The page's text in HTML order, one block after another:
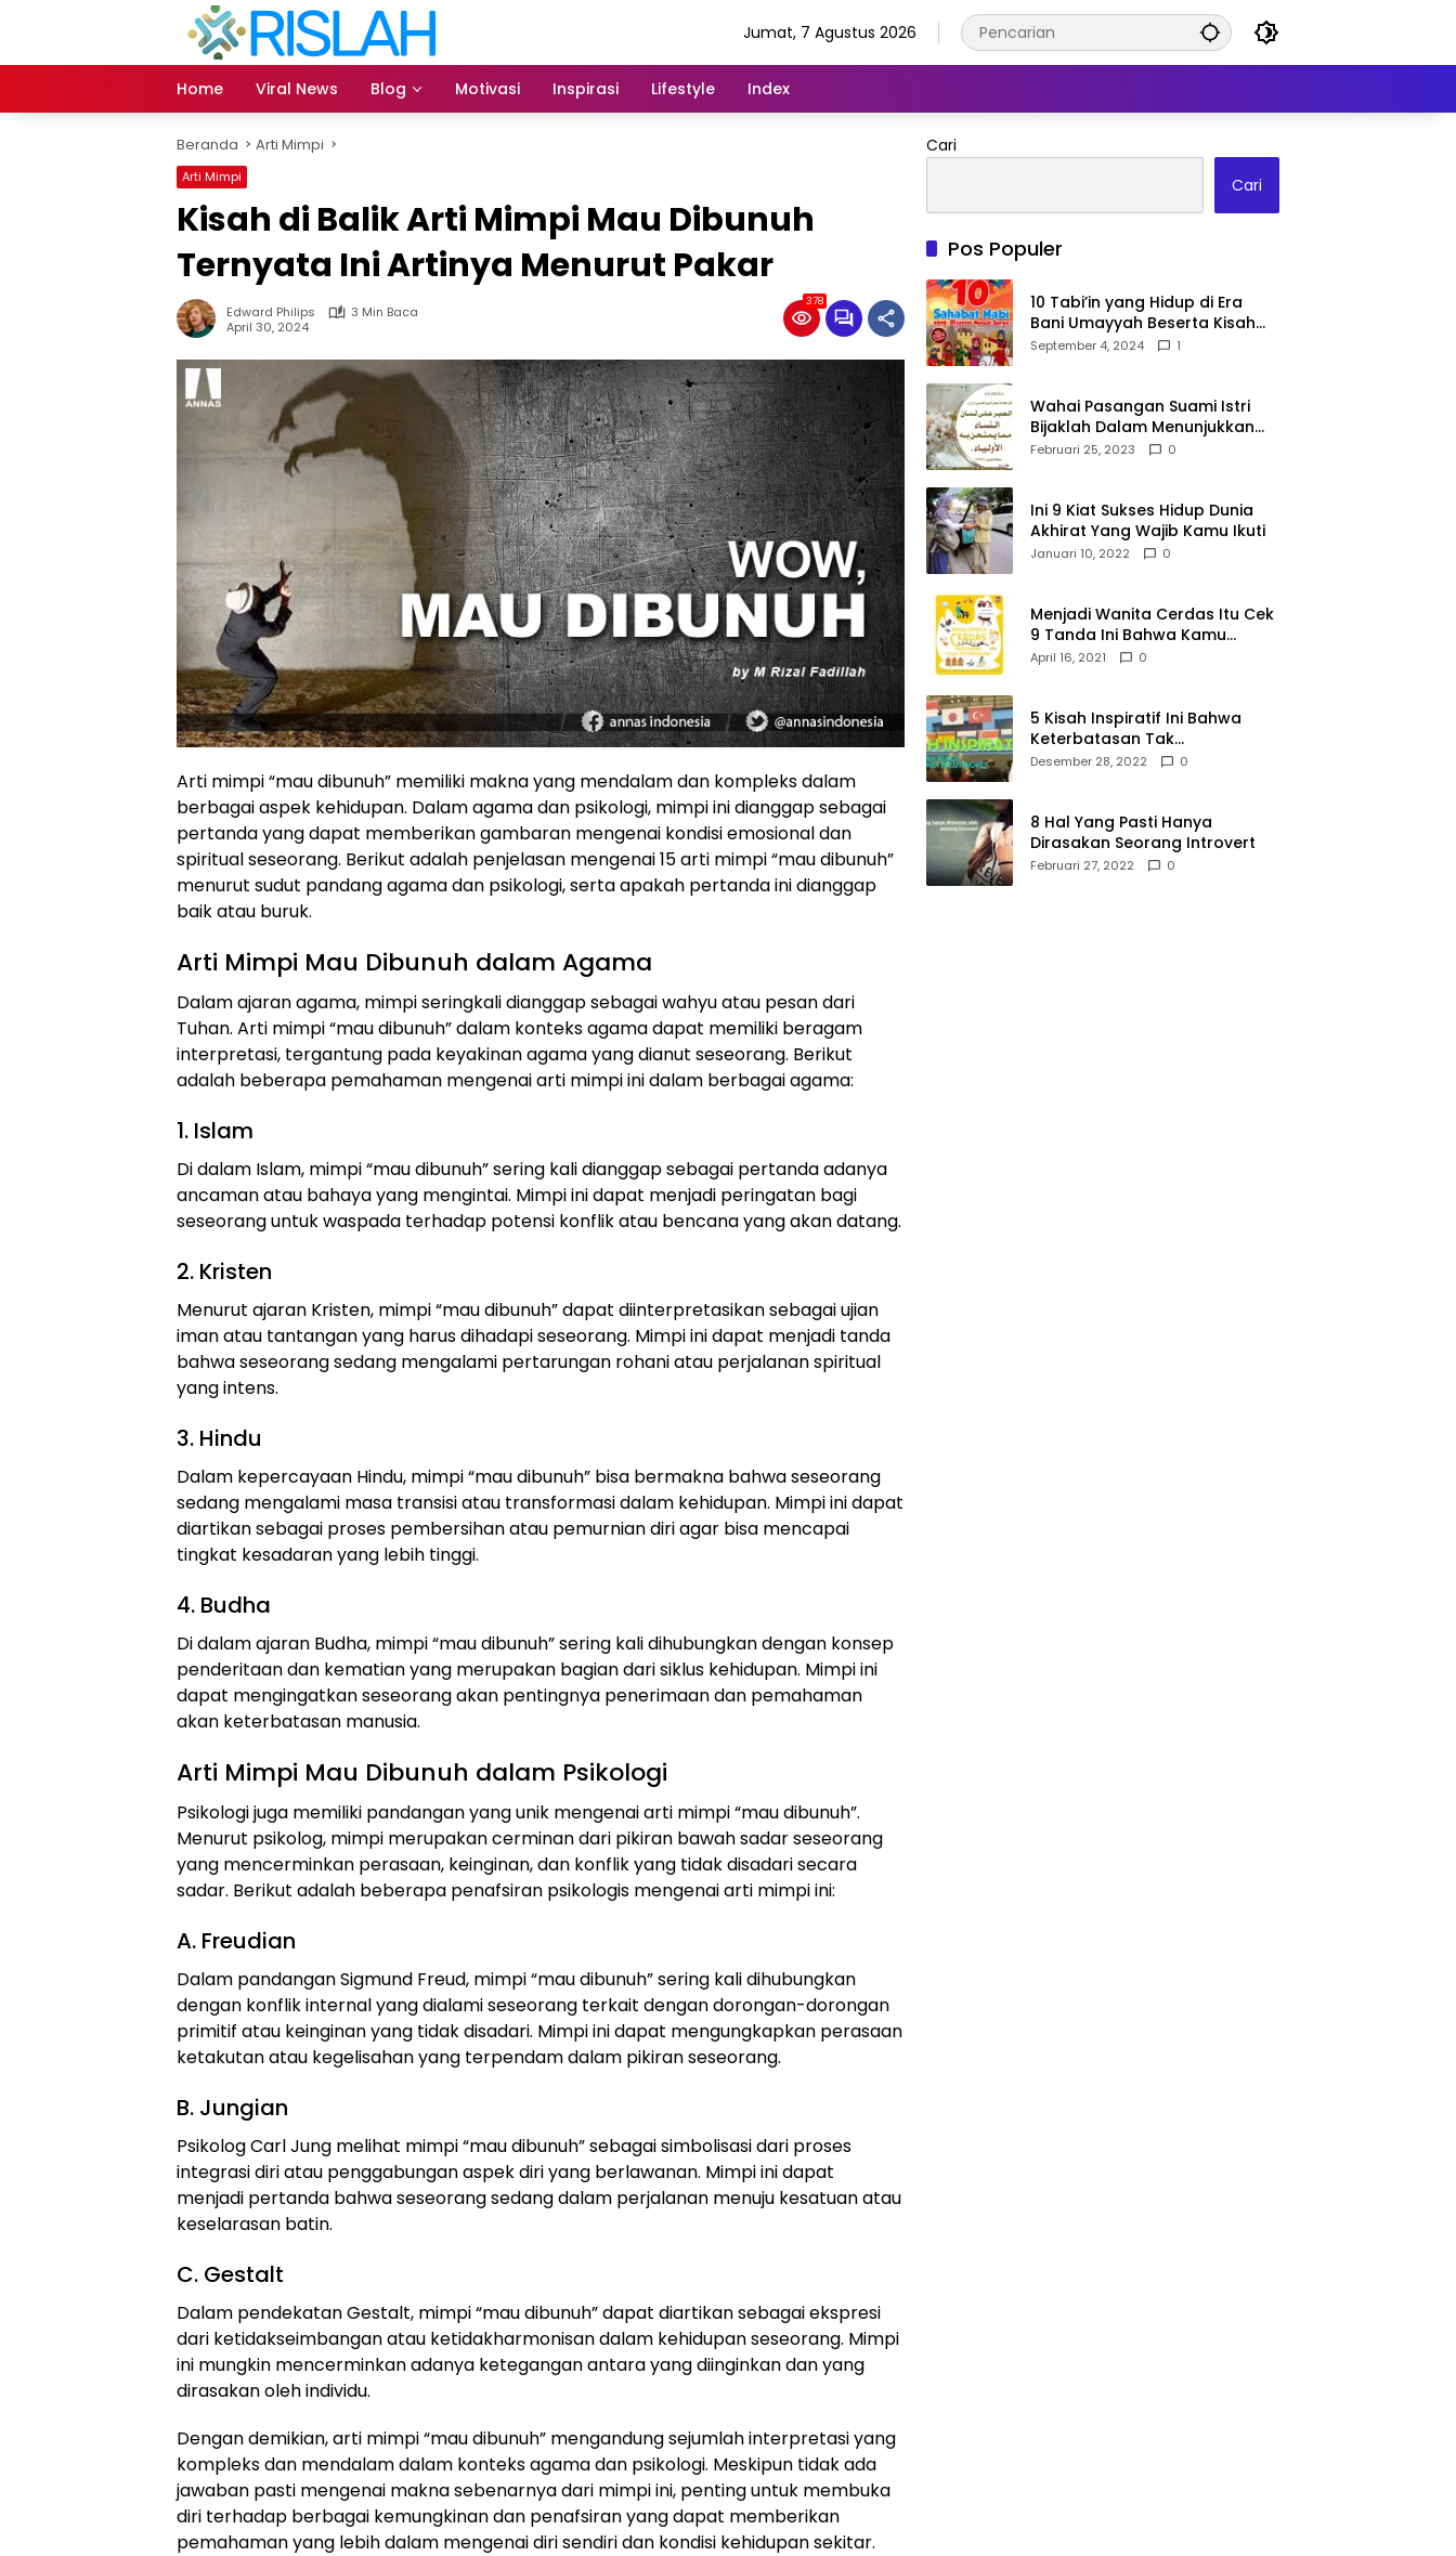
Jumat, 7 Agustus 2026
Home Viral News Blog Motivasi Inspirasi Lifestyle Index
Beranda Arti Mimpi
Arti Mimpi
Kisah di Balik Arti Mimpi Mau Dibunuh
Ternyata Ini Artinya Menurut Pakar
Edward Philips
3 Min Baca
April 30, 2024
378
Arti mimpi “mau dibunuh” memiliki makna yang mendalam dan kompleks dalam
berbagai aspek kehidupan. Dalam agama dan psikologi, mimpi ini dianggap sebagai
pertanda yang dapat memberikan gambaran mengenai kondisi emosional dan
spiritual seseorang. Berikut adalah penjelasan mengenai 15 arti mimpi “mau dibunuh”
menurut sudut pandang agama dan psikologi, serta apakah pertanda ini dianggap
baik atau buruk.
Arti Mimpi Mau Dibunuh dalam Agama
Dalam ajaran agama, mimpi seringkali dianggap sebagai wahyu atau pesan dari
Tuhan. Arti mimpi “mau dibunuh” dalam konteks agama dapat memiliki beragam
interpretasi, tergantung pada keyakinan agama yang dianut seseorang. Berikut
adalah beberapa pemahaman mengenai arti mimpi ini dalam berbagai agama:
1. Islam
Di dalam Islam, mimpi “mau dibunuh” sering kali dianggap sebagai pertanda adanya
ancaman atau bahaya yang mengintai. Mimpi ini dapat menjadi peringatan bagi
seseorang untuk waspada terhadap potensi konflik atau bencana yang akan datang.
2. Kristen
Menurut ajaran Kristen, mimpi “mau dibunuh” dapat diinterpretasikan sebagai ujian
iman atau tantangan yang harus dihadapi seseorang. Mimpi ini dapat menjadi tanda
bahwa seseorang sedang mengalami pertarungan rohani atau perjalanan spiritual
yang intens.
3. Hindu
Dalam kepercayaan Hindu, mimpi “mau dibunuh” bisa bermakna bahwa seseorang
sedang mengalami masa transisi atau transformasi dalam kehidupan. Mimpi ini dapat
diartikan sebagai proses pembersihan atau pemurnian diri agar bisa mencapai
tingkat kesadaran yang lebih tinggi.
4. Budha
Di dalam ajaran Budha, mimpi “mau dibunuh” sering kali dihubungkan dengan konsep
penderitaan dan kematian yang merupakan bagian dari siklus kehidupan. Mimpi ini
dapat mengingatkan seseorang akan pentingnya penerimaan dan pemahaman
akan keterbatasan manusia.
Arti Mimpi Mau Dibunuh dalam Psikologi
Psikologi juga memiliki pandangan yang unik mengenai arti mimpi “mau dibunuh”.
Menurut psikolog, mimpi merupakan cerminan dari pikiran bawah sadar seseorang
yang mencerminkan perasaan, keinginan, dan konflik yang tidak disadari secara
sadar. Berikut adalah beberapa penafsiran psikologis mengenai arti mimpi ini:
A. Freudian
Dalam pandangan Sigmund Freud, mimpi “mau dibunuh” sering kali dihubungkan
dengan konflik internal yang dialami seseorang terkait dengan dorongan-dorongan
primitif atau keinginan yang tidak disadari. Mimpi ini dapat mengungkapkan perasaan
ketakutan atau kegelisahan yang terpendam dalam pikiran seseorang.
B. Jungian
Psikolog Carl Jung melihat mimpi “mau dibunuh” sebagai simbolisasi dari proses
integrasi diri atau penggabungan aspek diri yang berlawanan. Mimpi ini dapat
menjadi pertanda bahwa seseorang sedang dalam perjalanan menuju kesatuan atau
keselarasan batin.
C. Gestalt
Dalam pendekatan Gestalt, mimpi “mau dibunuh” dapat diartikan sebagai ekspresi
dari ketidakseimbangan atau ketidakharmonisan dalam kehidupan seseorang. Mimpi
ini mungkin mencerminkan adanya ketegangan antara yang diinginkan dan yang
dirasakan oleh individu.
Dengan demikian, arti mimpi “mau dibunuh” mengandung sejumlah interpretasi yang
kompleks dan mendalam dalam konteks agama dan psikologi. Meskipun tidak ada
jawaban pasti mengenai makna sebenarnya dari mimpi ini, penting untuk membuka
diri terhadap berbagai kemungkinan dan penafsiran yang dapat memberikan
pemahaman yang lebih dalam mengenai diri sendiri dan kondisi kehidupan sekitar.
Cari
Cari
Pos Populer
10 Tabi’in yang Hidup di Era
Bani Umayyah Beserta Kisah
Teladan Mereka!
September 4, 2024 1
Wahai Pasangan Suami Istri
Bijaklah Dalam Menunjukkan
Kebahagiaanmu Di Publik
Februari 25, 2023 0
Ini 9 Kiat Sukses Hidup Dunia
Akhirat Yang Wajib Kamu Ikuti
Januari 10, 2022 0
Menjadi Wanita Cerdas Itu Cek
9 Tanda Ini Bahwa Kamu
Memang Wanita Cerdas
April 16, 2021 0
5 Kisah Inspiratif Ini Bahwa
Keterbatasan Tak
Menghalangi Segalanya
Desember 28, 2022 0
8 Hal Yang Pasti Hanya
Dirasakan Seorang Introvert
Februari 27, 2022 0